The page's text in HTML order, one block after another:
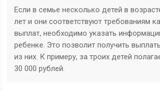
Если в семье несколько детей в
лет и они соответствуют требованиям
выплат, необходимо указать
ребенке. Это позволит получить
из них. К примеру, за троих детей
30 000 рублей.